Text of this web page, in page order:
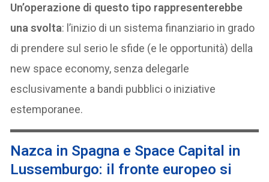
Un’operazione di questo tipo rappresenterebbe
una svolta: l’inizio di un sistema finanziario in grado
di prendere sul serio le sfide (e le opportunità) della
new space economy, senza delegarle
esclusivamente a bandi pubblici o iniziative
estemporanee.
Nazca in Spagna e Space Capital in
Lussemburgo: il fronte europeo si